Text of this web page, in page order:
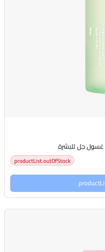
productList.outOfStock